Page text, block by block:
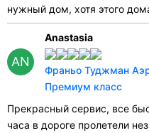
нужный дом, хотя этого
AN
Anastasia
Франьо Туджман
Премиум класс
Прекрасный сервис, все
часа в дороге пролетели